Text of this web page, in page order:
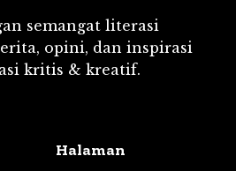
semangat literasi
opini, dan inspirasi
kritis & kreatif.
Halaman